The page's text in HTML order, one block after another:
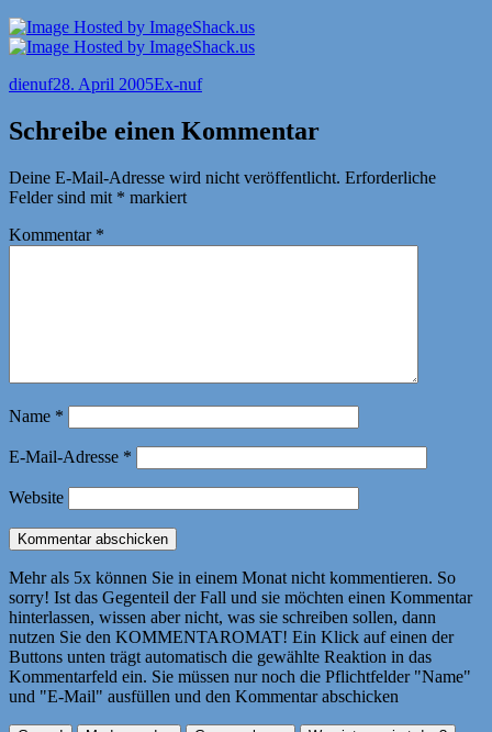
Autor
dienufVeröffentlicht
28. April 2005Kategorien
Ex-nuf
Schreibe einen Kommentar
Deine E-Mail-Adresse wird nicht veröffentlicht. Erforderliche
Felder sind mit * markiert
Kommentar *
Name *
E-Mail-Adresse *
Website
Mehr als 5x können Sie in einem Monat nicht kommentieren. So
sorry! Ist das Gegenteil der Fall und sie möchten einen Kommentar
hinterlassen, wissen aber nicht, was sie schreiben sollen, dann
nutzen Sie den KOMMENTAROMAT! Ein Klick auf einen der
Buttons unten trägt automatisch die gewählte Reaktion in das
Kommentarfeld ein. Sie müssen nur noch die Pflichtfelder "Name"
und "E-Mail" ausfüllen und den Kommentar abschicken